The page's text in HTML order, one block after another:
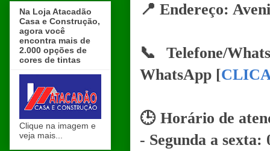
📍 Endereço:
📞 Telefone/
WhatsApp [
🕒 Horário de
- Segunda a sexta:
Na Loja Atacadão
Casa e Construção,
agora você
encontra mais de
2.000 opções de
cores de tintas
Clique na imagem e
veja mais...